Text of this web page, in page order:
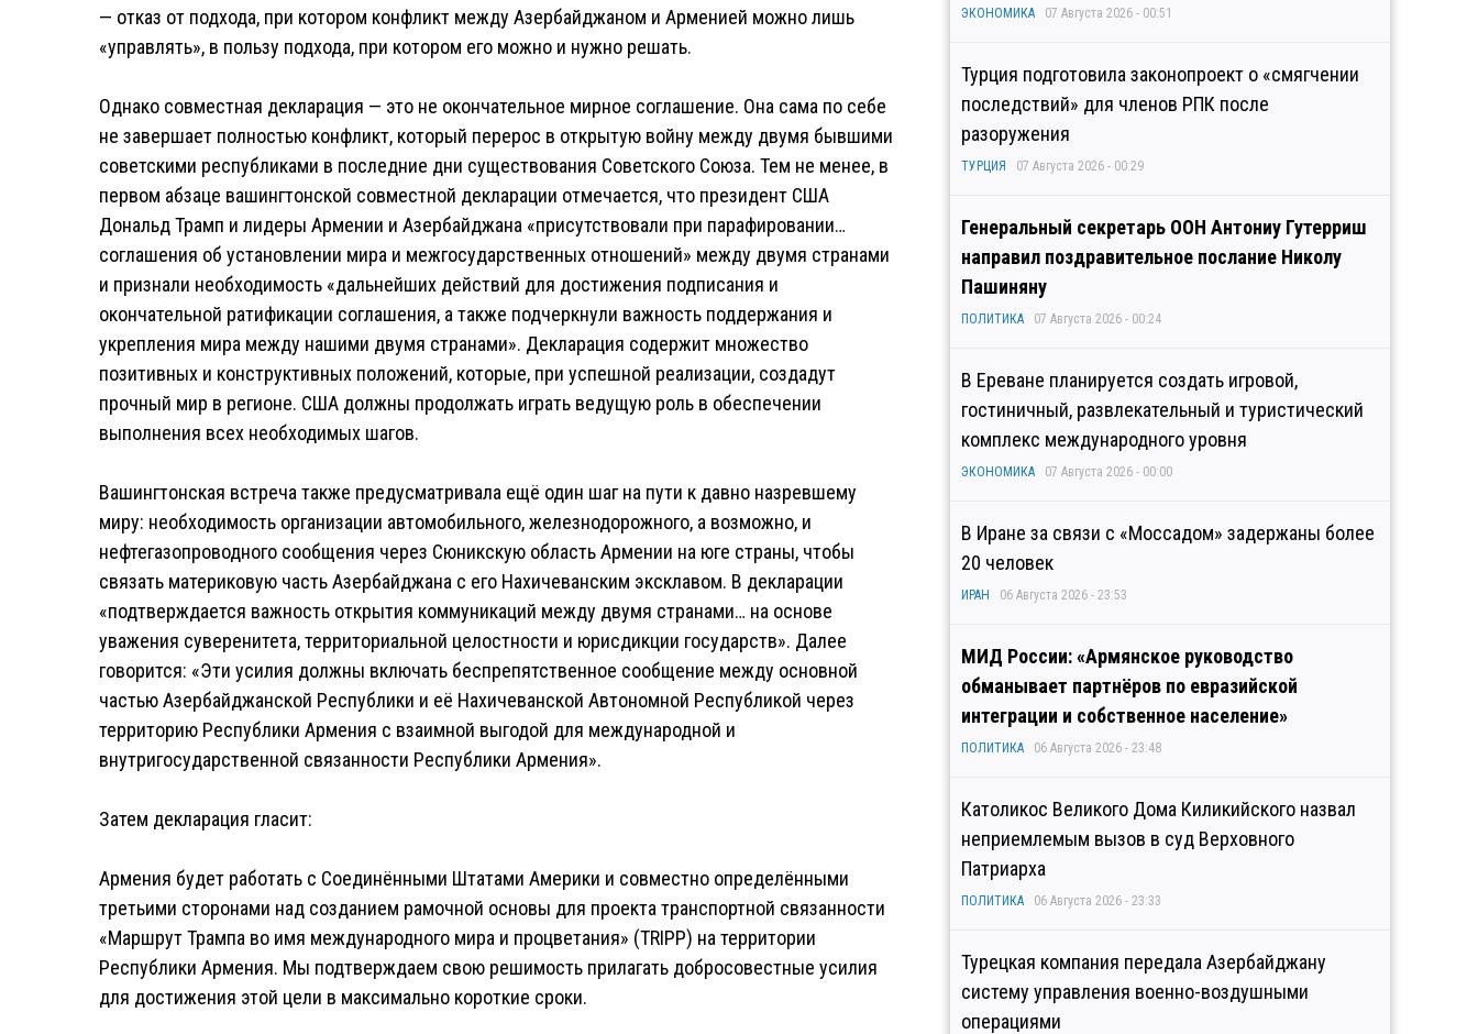
— отказ от подхода, при котором конфликт между Азербайджаном и Арменией можно лишь
«управлять», в пользу подхода, при котором его можно и нужно решать.
Однако совместная декларация — это не окончательное мирное соглашение. Она сама по себе
не завершает полностью конфликт, который перерос в открытую войну между двумя бывшими
советскими республиками в последние дни существования Советского Союза. Тем не менее, в
первом абзаце вашингтонской совместной декларации отмечается, что президент США
Дональд Трамп и лидеры Армении и Азербайджана «присутствовали при парафировании…
соглашения об установлении мира и межгосударственных отношений» между двумя странами
и признали необходимость «дальнейших действий для достижения подписания и
окончательной ратификации соглашения, а также подчеркнули важность поддержания и
укрепления мира между нашими двумя странами». Декларация содержит множество
позитивных и конструктивных положений, которые, при успешной реализации, создадут
прочный мир в регионе. США должны продолжать играть ведущую роль в обеспечении
выполнения всех необходимых шагов.
Вашингтонская встреча также предусматривала ещё один шаг на пути к давно назревшему
миру: необходимость организации автомобильного, железнодорожного, а возможно, и
нефтегазопроводного сообщения через Сюникскую область Армении на юге страны, чтобы
связать материковую часть Азербайджана с его Нахичеванским эксклавом. В декларации
«подтверждается важность открытия коммуникаций между двумя странами… на основе
уважения суверенитета, территориальной целостности и юрисдикции государств». Далее
говорится: «Эти усилия должны включать беспрепятственное сообщение между основной
частью Азербайджанской Республики и её Нахичеванской Автономной Республикой через
территорию Республики Армения с взаимной выгодой для международной и
внутригосударственной связанности Республики Армения».
Затем декларация гласит:
Армения будет работать с Соединёнными Штатами Америки и совместно определёнными
третьими сторонами над созданием рамочной основы для проекта транспортной связанности
«Маршрут Трампа во имя международного мира и процветания» (TRIPP) на территории
Республики Армения. Мы подтверждаем свою решимость прилагать добросовестные усилия
для достижения этой цели в максимально короткие сроки.
ЭКОНОМИКА 07 Августа 2026 - 00:51
Турция подготовила законопроект о «смягчении
последствий» для членов РПК после
разоружения
ТУРЦИЯ 07 Августа 2026 - 00:29
Генеральный секретарь ООН Антониу Гутерриш
направил поздравительное послание Николу
Пашиняну
ПОЛИТИКА 07 Августа 2026 - 00:24
В Ереване планируется создать игровой,
гостиничный, развлекательный и туристический
комплекс международного уровня
ЭКОНОМИКА 07 Августа 2026 - 00:00
В Иране за связи с «Моссадом» задержаны более
20 человек
ИРАН 06 Августа 2026 - 23:53
МИД России: «Армянское руководство
обманывает партнёров по евразийской
интеграции и собственное население»
ПОЛИТИКА 06 Августа 2026 - 23:48
Католикос Великого Дома Киликийского назвал
неприемлемым вызов в суд Верховного
Патриарха
ПОЛИТИКА 06 Августа 2026 - 23:33
Турецкая компания передала Азербайджану
систему управления военно-воздушными
операциями